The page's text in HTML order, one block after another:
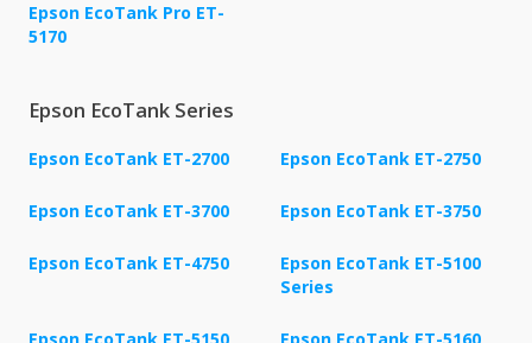
Epson EcoTank Pro ET-
5170
Epson EcoTank Series
Epson EcoTank ET-2700 Epson EcoTank ET-2750
Epson EcoTank ET-3700 Epson EcoTank ET-3750
Epson EcoTank ET-4750
Epson EcoTank ET-5100
Series